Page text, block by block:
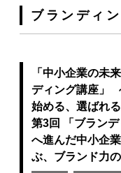
ブランディ
「中小企業の未
ディング講座」
始める、選ばれ
第3回 「ブラン
へ進んだ中小企
ぶ、ブランド力